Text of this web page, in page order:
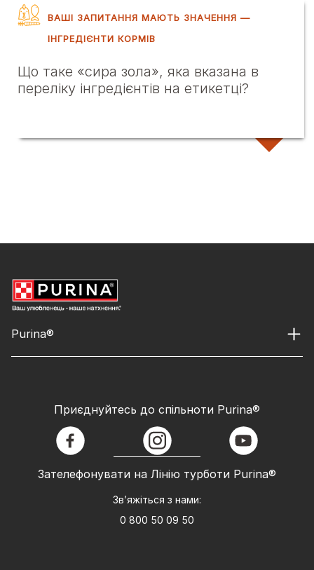
ВАШІ ЗАПИТАННЯ МАЮТЬ ЗНАЧЕННЯ —
ІНГРЕДІЄНТИ КОРМІВ
Що таке «сира зола», яка вказана в
переліку інгредієнтів на етикетці?
Purina®
Зателефонувати на Лінію турботи Purina®
Зв’яжіться з нами:
0 800 50 09 50
Приєднуйтесь до спільноти Purina®
facebook instagram youtube